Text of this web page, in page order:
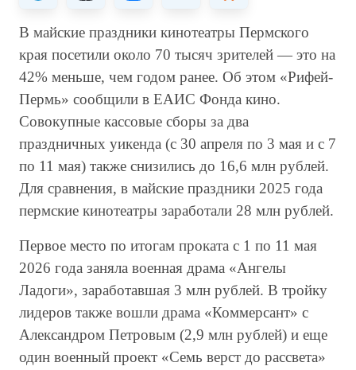
В майские праздники кинотеатры Пермского
края посетили около 70 тысяч зрителей — это на
42% меньше, чем годом ранее. Об этом «Рифей-
Пермь» сообщили в ЕАИС Фонда кино.
Совокупные кассовые сборы за два
праздничных уикенда (с 30 апреля по 3 мая и с 7
по 11 мая) также снизились до 16,6 млн рублей.
Для сравнения, в майские праздники 2025 года
пермские кинотеатры заработали 28 млн рублей.
Первое место по итогам проката с 1 по 11 мая
2026 года заняла военная драма «Ангелы
Ладоги», заработавшая 3 млн рублей. В тройку
лидеров также вошли драма «Коммерсант» с
Александром Петровым (2,9 млн рублей) и еще
один военный проект «Семь верст до рассвета»